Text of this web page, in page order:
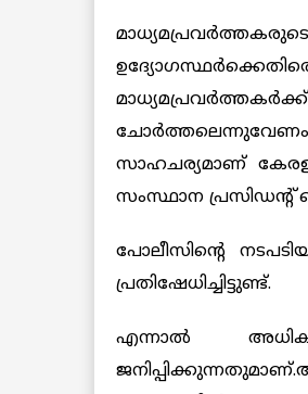
സാഹചര്യമാണ്
സംസ്ഥാന പ്രസിഡന്‍റ്
പോലീസിന്റെ
പ്രതിഷേധിച്ചിട്ടുണ്ട്.
എന്നാല്‍